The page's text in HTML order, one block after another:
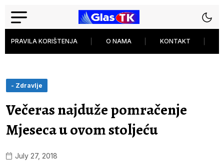
PRAVILA KORIŠTENJA O NAMA KONTAKT
- Zdravlje
Večeras najduže pomračenje
Mjeseca u ovom stoljeću
July 27, 2018